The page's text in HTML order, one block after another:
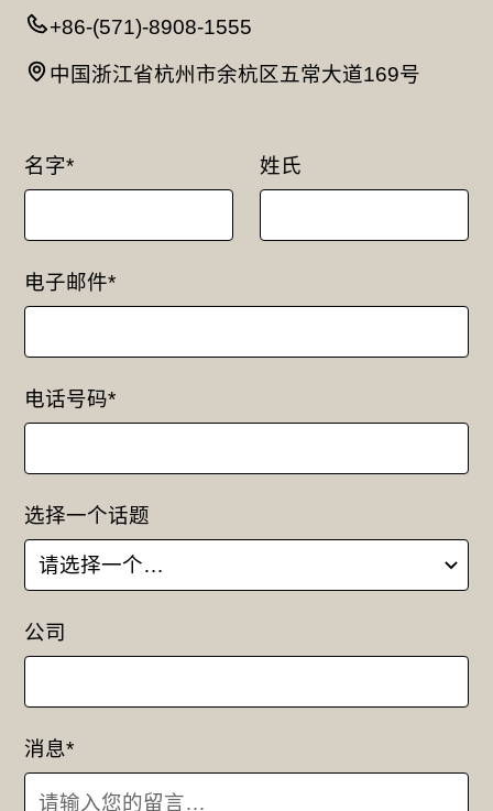
+86-(571)-8908-1555
中国浙江省杭州市余杭区五常大道169号
名字* 姓氏
电子邮件*
电话号码*
选择一个话题
公司
消息*